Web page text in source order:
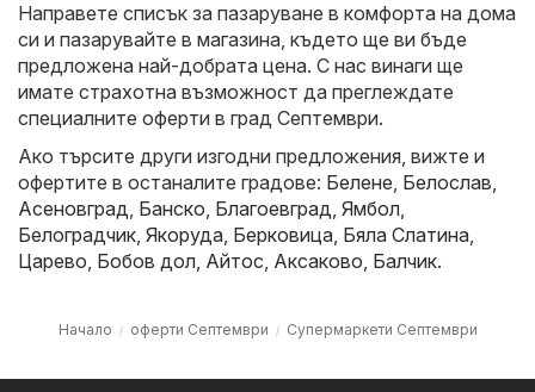
Направете списък за пазаруване в комфорта на дома
си и пазарувайте в магазина, където ще ви бъде
предложена най-добрата цена. С нас винаги ще
имате страхотна възможност да преглеждате
специалните оферти в град Септември.
Ако търсите други изгодни предложения, вижте и
офертите в останалите градове: Белене, Белослав,
Асеновград, Банско, Благоевград, Ямбол,
Белоградчик, Якоруда, Берковица, Бяла Слатина,
Царево, Бобов дол, Айтос, Аксаково, Балчик.
Начало оферти Септември Супермаркети Септември